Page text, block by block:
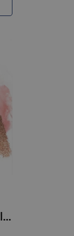
Tavs iknedēļas plānotājs labākai dzīvei